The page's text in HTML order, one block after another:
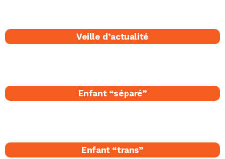
Veille d’actualité
Enfant “séparé​”
Enfant “trans”